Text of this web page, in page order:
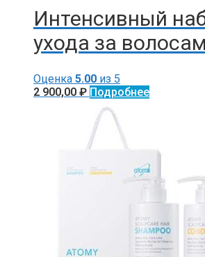
Интенсивный
ухода за
Оценка 5.00 из 5
2 900,00 ₽ Подробнее